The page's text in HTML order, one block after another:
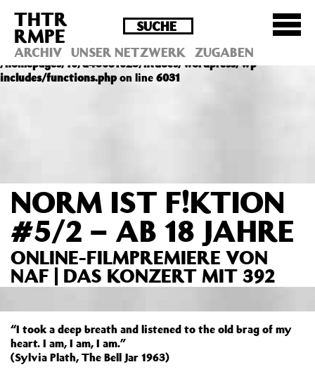
Deprecated : Die Funktion post_permalink ist seit
Version 4.4.0 veraltet! Verwende stattdessen
get_permalink(). in
/homepages/10/d43051023/htdocs/wordpress/wp-
includes/functions.phpon line 6031
THTR
RMPE
ARCHIV UNSER NETZWERK ZUGABEN
NORM IST F!KTION
#5/2 – AB 18 JAHRE
ONLINE-FILMPREMIERE VON
NAF | DAS KONZERT MIT 392
“I took a deep breath and listened to the old brag of my
heart. I am, I am, I am.”
(Sylvia Plath, The Bell Jar 1963)